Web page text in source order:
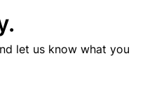
let us know what you